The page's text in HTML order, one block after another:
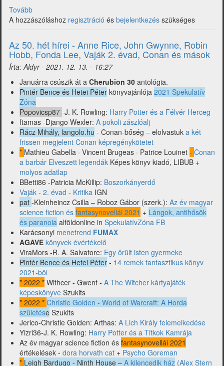
Tovább
51-
ik
hét
fantasy-
fronton
-
Videós
csatornánk,
Northman,
Gaiman,
Vaják
2.
évad,
Lovecraft,
Warcraft
és
mások)
A hozzászóláshoz regisztráció és bejelentkezés szükséges
Az 50. hét hírei - Anne Rice, John Gwynne, Robin
Hobb, Fonda Lee, Vaják 2. évad, Conan és mások
Írta:Aldyr- 2021. 12. 13. - 16:27
Januárra csúszik át a Cherubion 30 antológia.
Pintér Bence és Hetei Péter könyvajánlója 2021 Spekulatív
Zóna
Popovicsp87 -J. K. Rowling: Harry Potter és a Félvér Herceg
ftamas -Django Wexler: A pokoli zászlóalj
Rácz Mihály, langolo.hu - Conan-bőség – elolvastuk a két
frissen megjelent Conan képregénykötetet
* Mathieu Gabella · Vincent Brugeas · Patrice Louinet - Conan
a barbár Elveszett legendák Képes könyv kiadó, LIBUB +
molyos adatlap
BBetti86 -Patricia McKillip: Boszorkányerdő
Vaják - 2. évad - Kritika IGN
pat -Kleinheincz Csilla – Roboz Gábor (szerk.): Az év magyar
science fiction és fantasynovellái 2021 + Lángok, antihősök
és paranoia alföldonline in SpekulatívZóna FB
Karácsonyi menetrend FUMAX
AGAVE könyvek évértékelő
ViraMors -R. A. Salvatore: Egy őrült isten gyermeke
Pintér Bence és Hetei Péter - 14 remek fantasztikus könyv
2021-ből
* 2022 * Withcer - Gwent - A The Witcher kártyajáték
képeskönyve Szukits
* 2022 * Christie Golden - World of Warcraft: A Horda
születése Szukits
Jerico-Christie Golden: Arthas: A Lich Király felemelkedése
Yizri36-J. K. Rowling: Harry Potter és a Titkok Kamrája
Az év magyar science fiction és fantasynovellái 2021
értékelések - dora horvath cat + Psycho Goreman
* Leigh Bardugo - Ninth House – A kilencedik ház (Alex Stern